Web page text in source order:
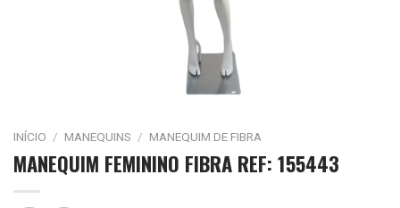
INÍCIO / MANEQUINS / MANEQUIM DE FIBRA
MANEQUIM FEMININO FIBRA REF: 155443